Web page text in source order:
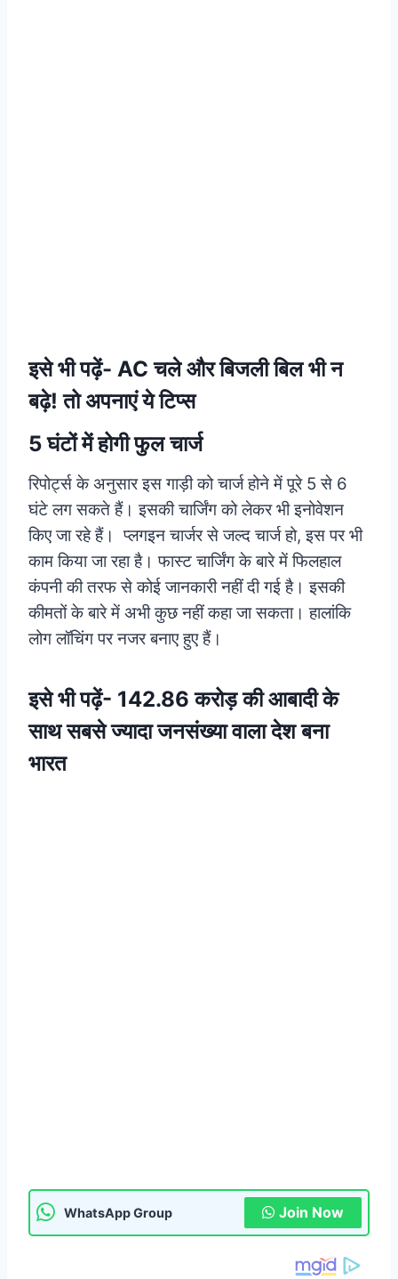
इसे भी पढ़ें- AC चले और बिजली बिल भी न
बढ़े! तो अपनाएं ये टिप्स
5 घंटों में होगी फुल चार्ज
रिपोर्ट्स के अनुसार इस गाड़ी को चार्ज होने में पूरे 5 से 6
घंटे लग सकते हैं। इसकी चार्जिंग को लेकर भी इनोवेशन
किए जा रहे हैं। प्लगइन चार्जर से जल्द चार्ज हो, इस पर भी
काम किया जा रहा है। फास्ट चार्जिंग के बारे में फिलहाल
कंपनी की तरफ से कोई जानकारी नहीं दी गई है। इसकी
कीमतों के बारे में अभी कुछ नहीं कहा जा सकता। हालांकि
लोग लॉचिंग पर नजर बनाए हुए हैं।
इसे भी पढ़ें- 142.86 करोड़ की आबादी के
साथ सबसे ज्यादा जनसंख्या वाला देश बना
भारत
WhatsApp Group Join Now